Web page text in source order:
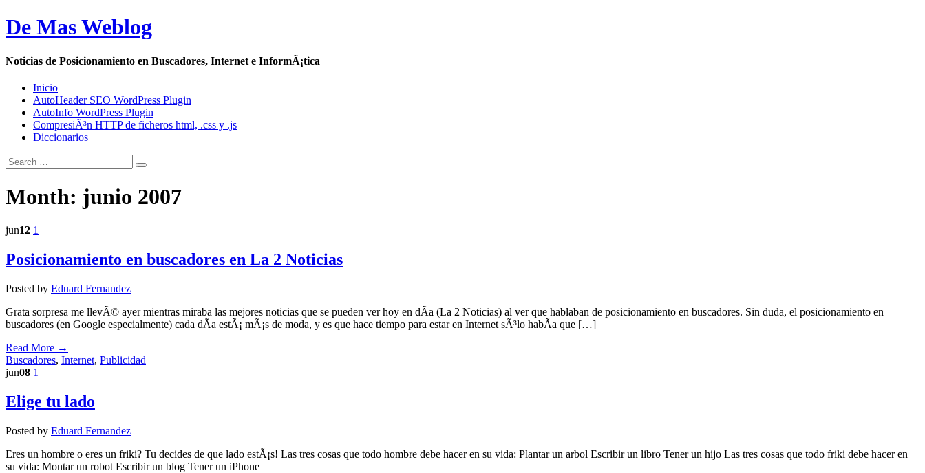
De Mas Weblog
Noticias de Posicionamiento en Buscadores, Internet e InformÃ¡tica
Inicio
AutoHeader SEO WordPress Plugin
AutoInfo WordPress Plugin
CompresiÃ³n HTTP de ficheros html, .css y .js
Diccionarios
Month: junio 2007
jun12 1
Posicionamiento en buscadores en La 2 Noticias
Posted by Eduard Fernandez
Grata sorpresa me llevÃ© ayer mientras miraba las mejores noticias que se pueden ver hoy en dÃ­a (La 2 Noticias) al ver que hablaban de posicionamiento en buscadores. Sin duda, el posicionamiento en
buscadores (en Google especialmente) cada dÃ­a estÃ¡ mÃ¡s de moda, y es que hace tiempo para estar en Internet sÃ³lo habÃ­a que […]
Read More →
Buscadores, Internet, Publicidad
jun08 1
Elige tu lado
Posted by Eduard Fernandez
Eres un hombre o eres un friki? Tu decides de que lado estÃ¡s! Las tres cosas que todo hombre debe hacer en su vida: Plantar un arbol Escribir un libro Tener un hijo Las tres cosas que todo friki debe hacer en
su vida: Montar un robot Escribir un blog Tener un iPhone